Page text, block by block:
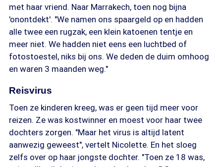
met haar vriend. Naar Marrakech, toen nog bijna
'onontdekt'. "We namen ons spaargeld op en hadden
alle twee een rugzak, een klein katoenen tentje en
meer niet. We hadden niet eens een luchtbed of
fotostoestel, niks bij ons. We deden de duim omhoog
en waren 3 maanden weg."
Reisvirus
Toen ze kinderen kreeg, was er geen tijd meer voor
reizen. Ze was kostwinner en moest voor haar twee
dochters zorgen. "Maar het virus is altijd latent
aanwezig geweest", vertelt Nicolette. En het sloeg
zelfs over op haar jongste dochter. "Toen ze 18 was,